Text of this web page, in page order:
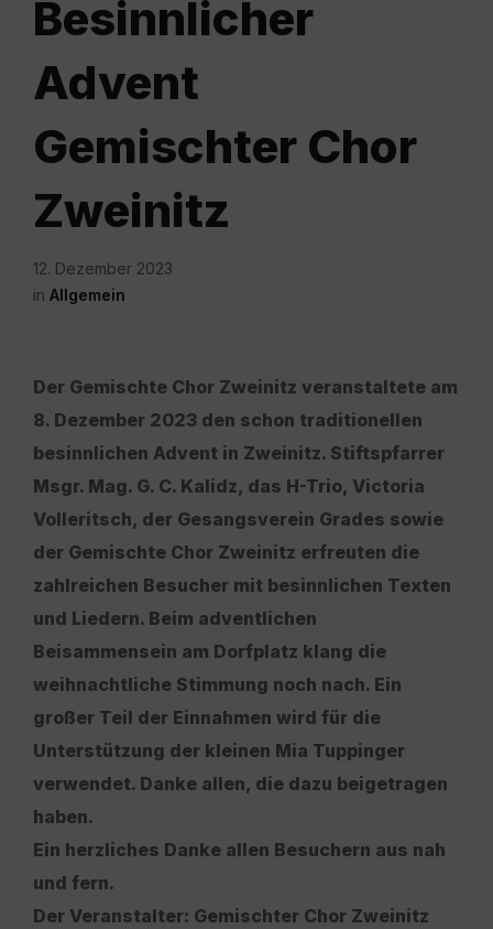
Besinnlicher
Advent
Gemischter Chor
Zweinitz
12. Dezember 2023
in Allgemein
Der Gemischte Chor Zweinitz veranstaltete am
8. Dezember 2023 den schon traditionellen
besinnlichen Advent in Zweinitz. Stiftspfarrer
Msgr. Mag. G. C. Kalidz, das H-Trio, Victoria
Volleritsch, der Gesangsverein Grades sowie
der Gemischte Chor Zweinitz erfreuten die
zahlreichen Besucher mit besinnlichen Texten
und Liedern. Beim adventlichen
Beisammensein am Dorfplatz klang die
weihnachtliche Stimmung noch nach. Ein
großer Teil der Einnahmen wird für die
Unterstützung der kleinen Mia Tuppinger
verwendet. Danke allen, die dazu beigetragen
haben.
Ein herzliches Danke allen Besuchern aus nah
und fern.
Der Veranstalter: Gemischter Chor Zweinitz